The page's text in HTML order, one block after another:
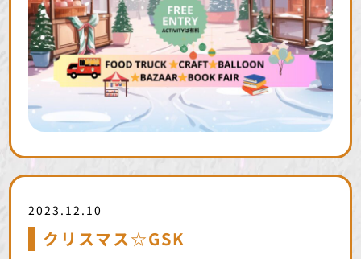
2023.12.10
クリスマス☆GSK